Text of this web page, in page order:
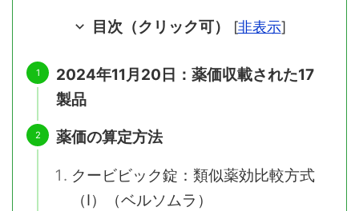
目次（クリック可） [非表示]
2024年11月20日：薬価収載された17
製品
薬価の算定方法
クービビック錠：類似薬効比較方式
（Ⅰ）（ベルソムラ）